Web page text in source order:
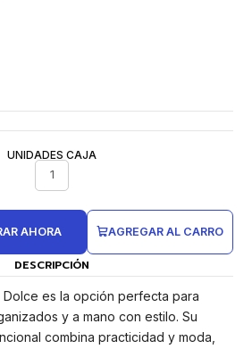
UNIDADES CAJA
1
AGREGAR AL CARRO
AHORA
DESCRIPCIÓN
es la opción perfecta para
y a mano con estilo. Su
combina practicidad y moda,